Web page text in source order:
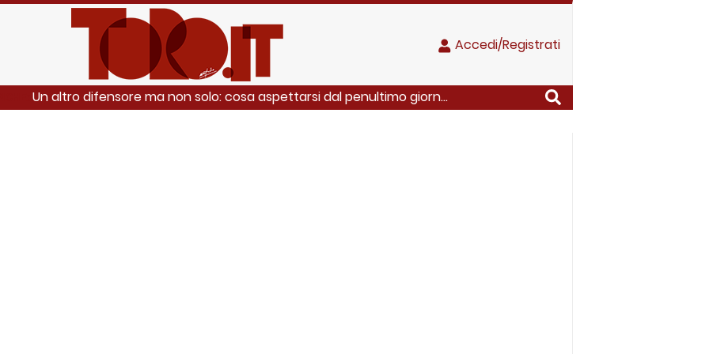
Accedi/Registrati
Un altro difensore ma non solo: cosa aspettarsi dal penultimo giorn...